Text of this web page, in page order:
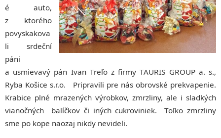
é auto,
z ktorého
povyskakova
li srdeční
páni
a usmievavý pán Ivan Treľo z firmy TAURIS GROUP a. s.,
Ryba Košice s.r.o. Pripravili pre nás obrovské prekvapenie.
Krabice plné mrazených výrobkov, zmrzliny, ale i sladkých
vianočných balíčkov či iných cukroviniek. Toľko zmrzliny
sme po kope naozaj nikdy nevideli.